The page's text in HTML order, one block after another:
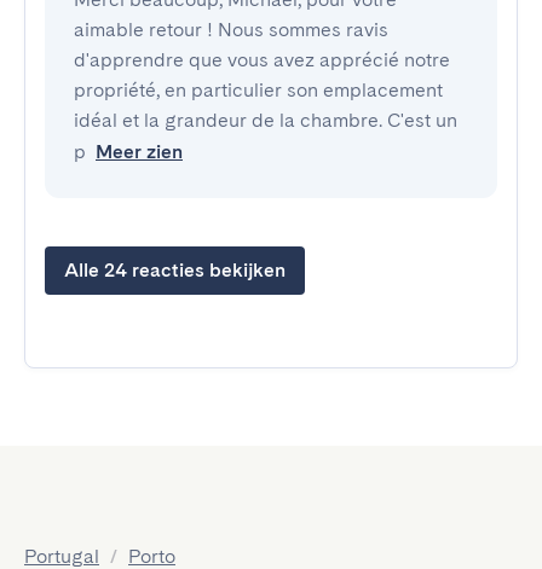
aimable retour ! Nous sommes ravis
d'apprendre que vous avez apprécié notre
propriété, en particulier son emplacement
idéal et la grandeur de la chambre. C'est un
p Meer zien
Alle 24 reacties bekijken
Portugal / Porto